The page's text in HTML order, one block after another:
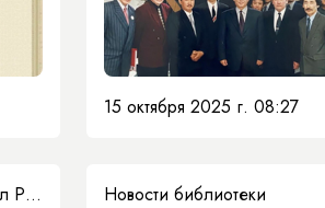
15 октября 2025 г. 08:27
Сеть Президентских школ РС(Я)
Новости библиотеки